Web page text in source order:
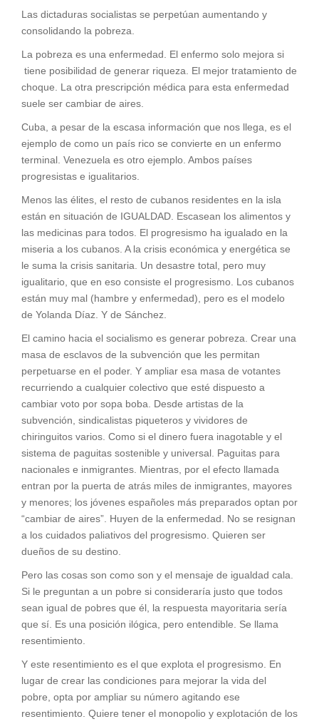
Las dictaduras socialistas se perpetúan aumentando y
consolidando la pobreza.
La pobreza es una enfermedad. El enfermo solo mejora si
tiene posibilidad de generar riqueza. El mejor tratamiento de
choque. La otra prescripción médica para esta enfermedad
suele ser cambiar de aires.
Cuba, a pesar de la escasa información que nos llega, es el
ejemplo de como un país rico se convierte en un enfermo
terminal. Venezuela es otro ejemplo. Ambos países
progresistas e igualitarios.
Menos las élites, el resto de cubanos residentes en la isla
están en situación de IGUALDAD. Escasean los alimentos y
las medicinas para todos. El progresismo ha igualado en la
miseria a los cubanos. A la crisis económica y energética se
le suma la crisis sanitaria. Un desastre total, pero muy
igualitario, que en eso consiste el progresismo. Los cubanos
están muy mal (hambre y enfermedad), pero es el modelo
de Yolanda Díaz. Y de Sánchez.
El camino hacia el socialismo es generar pobreza. Crear una
masa de esclavos de la subvención que les permitan
perpetuarse en el poder. Y ampliar esa masa de votantes
recurriendo a cualquier colectivo que esté dispuesto a
cambiar voto por sopa boba. Desde artistas de la
subvención, sindicalistas piqueteros y vividores de
chiringuitos varios. Como si el dinero fuera inagotable y el
sistema de paguitas sostenible y universal. Paguitas para
nacionales e inmigrantes. Mientras, por el efecto llamada
entran por la puerta de atrás miles de inmigrantes, mayores
y menores; los jóvenes españoles más preparados optan por
“cambiar de aires”. Huyen de la enfermedad. No se resignan
a los cuidados paliativos del progresismo. Quieren ser
dueños de su destino.
Pero las cosas son como son y el mensaje de igualdad cala.
Si le preguntan a un pobre si consideraría justo que todos
sean igual de pobres que él, la respuesta mayoritaria sería
que sí. Es una posición ilógica, pero entendible. Se llama
resentimiento.
Y este resentimiento es el que explota el progresismo. En
lugar de crear las condiciones para mejorar la vida del
pobre, opta por ampliar su número agitando ese
resentimiento. Quiere tener el monopolio y explotación de los